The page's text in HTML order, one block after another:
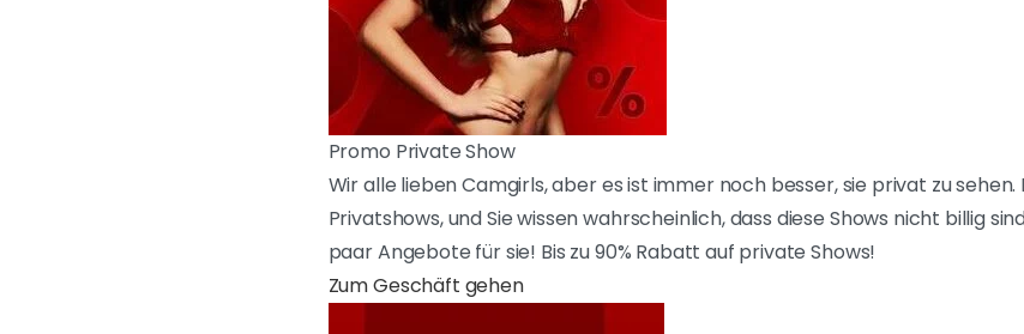
Promo Private Show
Wir alle lieben Camgirls, aber es ist immer noch besser, sie privat zu
Privatshows, und Sie wissen wahrscheinlich, dass diese Shows nicht billig
paar Angebote für sie! Bis zu 90% Rabatt auf private Shows!
Zum Geschäft gehen